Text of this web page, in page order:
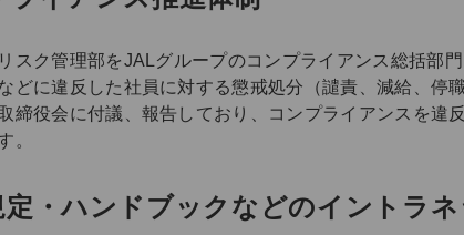
スク管理部をJALグループのコンプライアンス総括部
どに違反した社員に対する懲戒処分（譴責、減給、
締役会に付議、報告しており、コンプライアンスを
。
定・ハンドブックなどのイントラ